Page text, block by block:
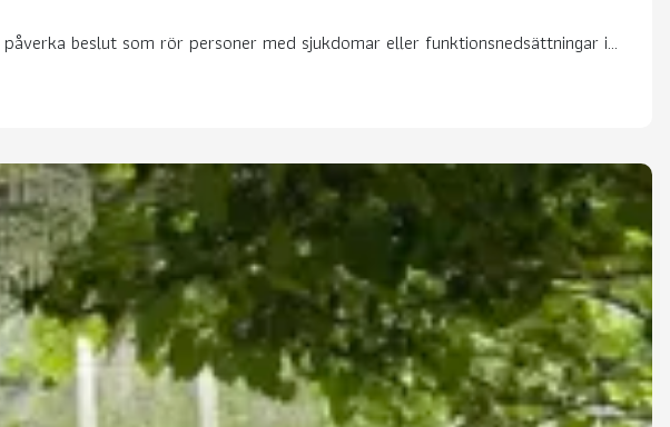
beslut som rör personer med sjukdomar eller funktionsnedsättningar i...